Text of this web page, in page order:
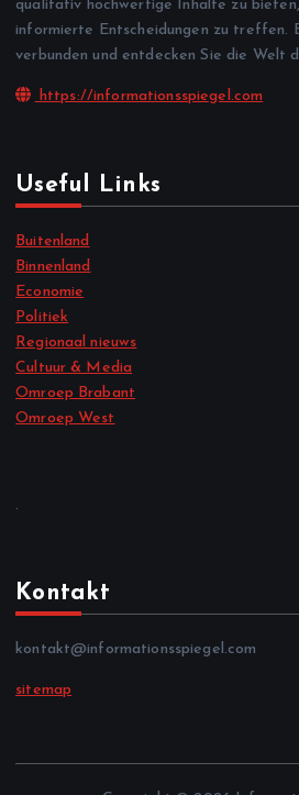
qualitativ hochwertige Inhalte zu
informierte Entscheidungen zu treffen.
verbunden und entdecken Sie die Welt
https://informationsspiegel.com
Useful Links
Buitenland
Binnenland
Economie
Politiek
Regionaal nieuws
Cultuur & Media
Omroep Brabant
Omroep West
.
Kontakt
kontakt@informationsspiegel.com
sitemap